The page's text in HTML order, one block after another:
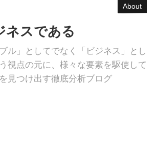
About
ネスである
ル」としてでなく「ビジネス」とし
視点の元に、様々な要素を駆使して
見つけ出す徹底分析ブログ